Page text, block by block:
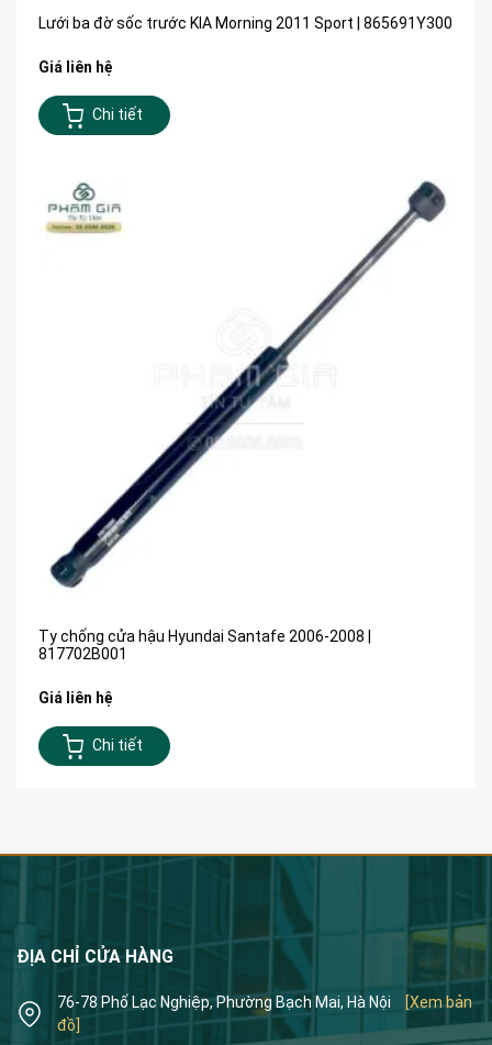
Lưới ba đờ sốc trước KIA Morning 2011 Sport | 865691Y300
Giá liên hệ
Chi tiết
Ty chống cửa hậu Hyundai Santafe 2006-2008 |
817702B001
Giá liên hệ
Chi tiết
ĐỊA CHỈ CỬA HÀNG
76-78 Phố Lạc Nghiệp, Phường Bạch Mai, Hà Nội
[Xem bản
đồ]